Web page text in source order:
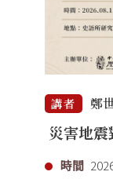
講者 鄭
災害地
時間